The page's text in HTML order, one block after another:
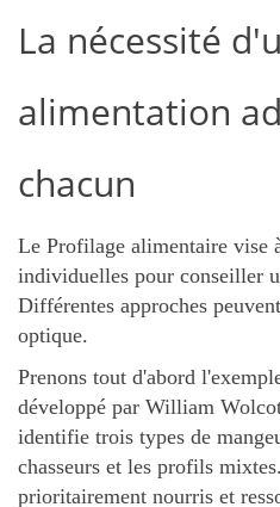
La nécessité
alimentation
chacun
Le Profilage alimentaire vise
individuelles pour conseiller
Différentes approches
optique.
Prenons tout d'abord
développé par William
identifie trois types de
chasseurs et les profils
prioritairement nourris et